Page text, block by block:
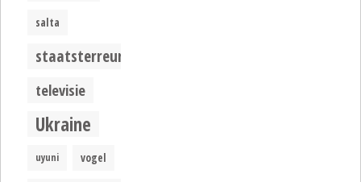
salta
staatsterreur
televisie
Ukraine
uyuni vogel